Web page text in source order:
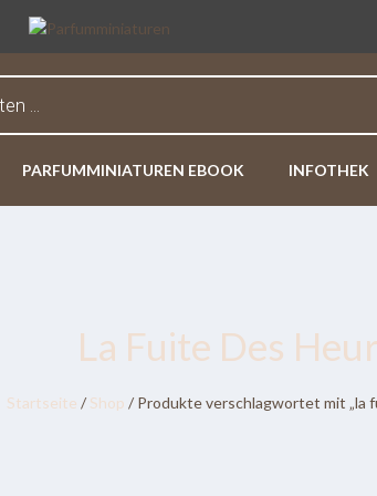
PARFUMMINIATUREN EBOOK INFOTHEK
La Fuite Des
Startseite / Shop / Produkte verschlagwortet mit „la